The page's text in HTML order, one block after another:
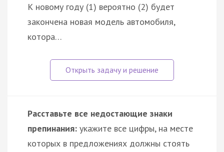
К новому году (1) вероятно (2) будет
закончена новая модель автомобиля,
котора…
Расставьте все недостающие знаки
препинания: укажите все цифры, на месте
которых в предложениях должны стоять